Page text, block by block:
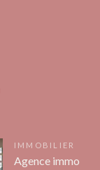
IMMOBILIER
Agence immo